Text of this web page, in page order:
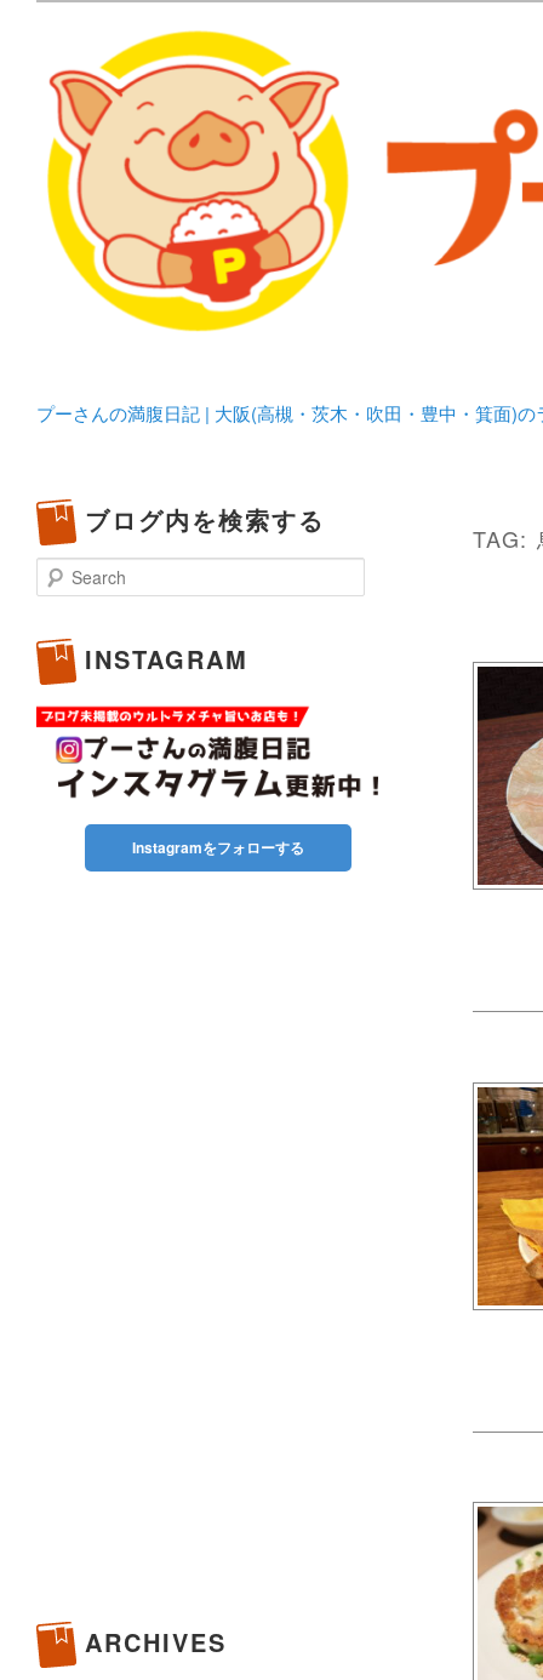
プーさんの満腹日記 |
豊中・箕面)のランチ＆
化してます。
プーさんの満腹日記 | 大阪(高槻・茨木・吹田・豊中・箕面)
TAG:
ブログ内を検索する
Search
INSTAGRAM
Instagramをフォローする
ARCHIVES